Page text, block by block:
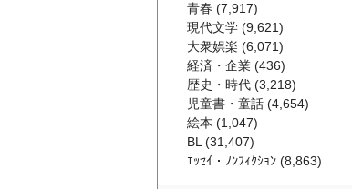
青春 (7,917)
現代文学 (9,621)
大衆娯楽 (6,071)
経済・企業 (436)
歴史・時代 (3,218)
児童書・童話 (4,654)
絵本 (1,047)
BL (31,407)
ｴｯｾｲ・ﾉﾝﾌｨｸｼｮﾝ (8,863)